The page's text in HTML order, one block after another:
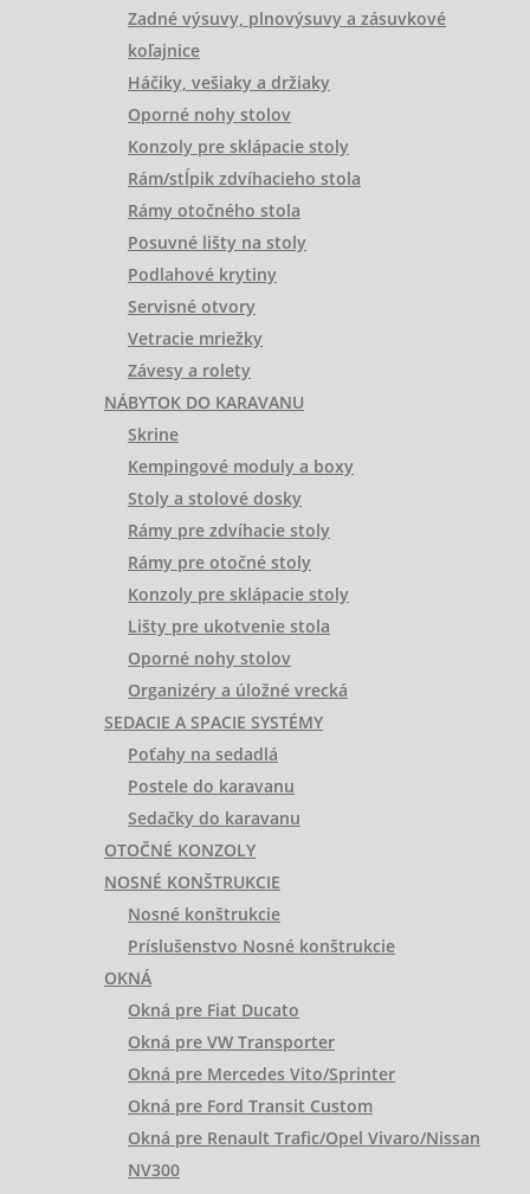
Zadné výsuvy, plnovýsuvy a zásuvkové
koľajnice
Háčiky, vešiaky a držiaky
Oporné nohy stolov
Konzoly pre sklápacie stoly
Rám/stĺpik zdvíhacieho stola
Rámy otočného stola
Posuvné lišty na stoly
Podlahové krytiny
Servisné otvory
Vetracie mriežky
Závesy a rolety
NÁBYTOK DO KARAVANU
Skrine
Kempingové moduly a boxy
Stoly a stolové dosky
Rámy pre zdvíhacie stoly
Rámy pre otočné stoly
Konzoly pre sklápacie stoly
Lišty pre ukotvenie stola
Oporné nohy stolov
Organizéry a úložné vrecká
SEDACIE A SPACIE SYSTÉMY
Poťahy na sedadlá
Postele do karavanu
Sedačky do karavanu
OTOČNÉ KONZOLY
NOSNÉ KONŠTRUKCIE
Nosné konštrukcie
Príslušenstvo Nosné konštrukcie
OKNÁ
Okná pre Fiat Ducato
Okná pre VW Transporter
Okná pre Mercedes Vito/Sprinter
Okná pre Ford Transit Custom
Okná pre Renault Trafic/Opel Vivaro/Nissan
NV300